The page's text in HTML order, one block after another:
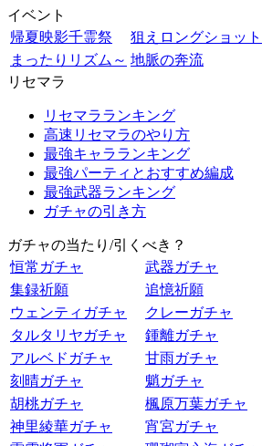
イベント
帰夏映影千霊祭
狙えロングショット
まったりリズム～ 地脈の奔流
リセマラ
リセマラランキング
高速リセマラのやり方
最強キャラランキング
最強パーティとおすすめ編成
最強武器ランキング
ガチャの引き方
ガチャの当たり/引くべき？
恒常ガチャ
武器ガチャ
集録祈願
追憶祈願
ウェンティガチャ
クレーガチャ
タルタリヤガチャ
鍾離ガチャ
アルベドガチャ
甘雨ガチャ
刻晴ガチャ
魈ガチャ
胡桃ガチャ
楓原万葉ガチャ
神里綾華ガチャ
宵宮ガチャ